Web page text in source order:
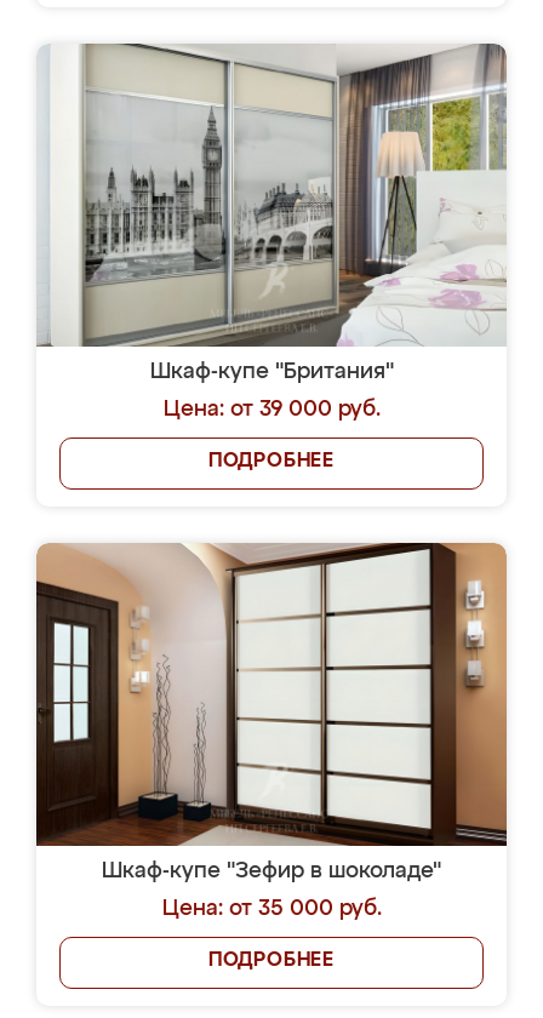
Шкаф-купе "Британия"
Цена: от 39 000 руб.
ПОДРОБНЕЕ
Шкаф-купе "Зефир в шоколаде"
Цена: от 35 000 руб.
ПОДРОБНЕЕ